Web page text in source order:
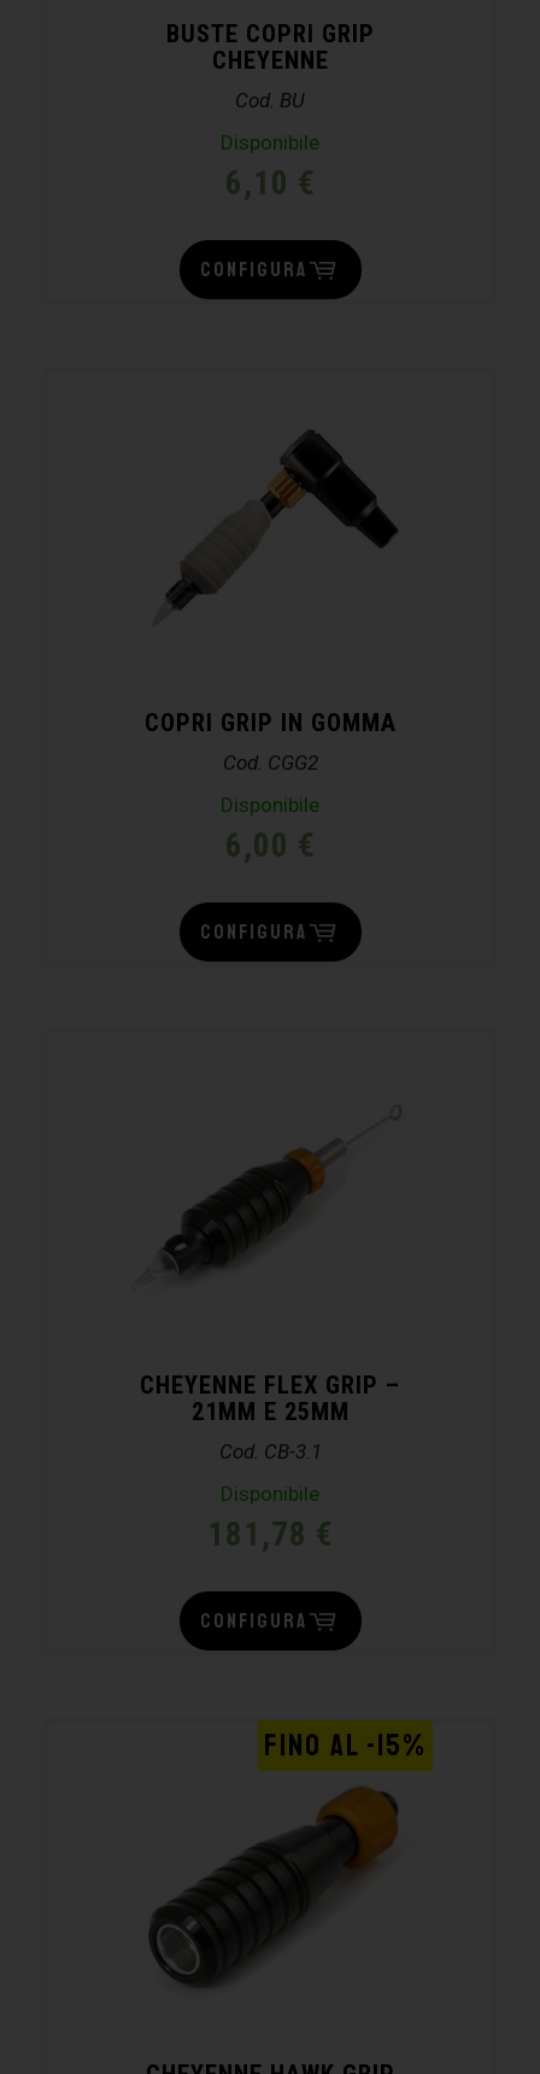
BUSTE COPRI GRIP
CHEYENNE
Cod. BU
Disponibile
6,10 €
CONFIGURA
COPRI GRIP IN GOMMA
Cod. CGG2
Disponibile
6,00 €
CONFIGURA
CHEYENNE FLEX GRIP –
21MM E 25MM
Cod. CB-3.1
Disponibile
181,78 €
CONFIGURA
FINO AL -15%